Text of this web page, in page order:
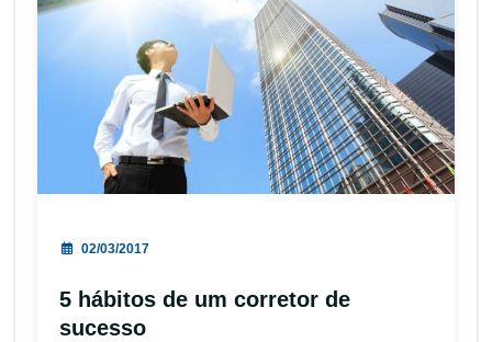
02/03/2017
5 hábitos de um corretor de
sucesso